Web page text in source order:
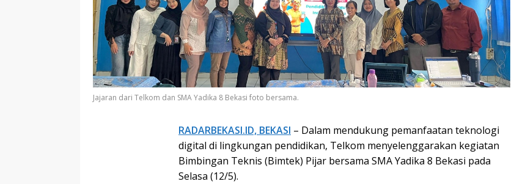
Jajaran dari Telkom dan SMA Yadika 8 Bekasi foto bersama.
RADARBEKASI.ID, BEKASI – Dalam mendukung pemanfaatan teknologi
digital di lingkungan pendidikan, Telkom menyelenggarakan kegiatan
Bimbingan Teknis (Bimtek) Pijar bersama SMA Yadika 8 Bekasi pada
Selasa (12/5).